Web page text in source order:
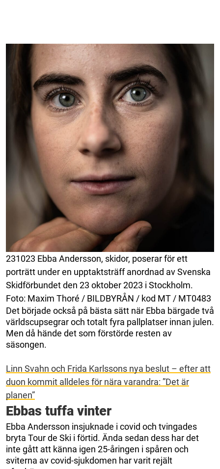
231023 Ebba Andersson, skidor, poserar för ett
porträtt under en upptaktsträff anordnad av Svenska
Skidförbundet den 23 oktober 2023 i Stockholm.
Foto: Maxim Thoré / BILDBYRÅN / kod MT / MT0483
Det började också på bästa sätt när Ebba bärgade två
världscupsegrar och totalt fyra pallplatser innan julen.
Men då hände det som förstörde resten av
säsongen.
Linn Svahn och Frida Karlssons nya beslut – efter att
duon kommit alldeles för nära varandra: ”Det är
planen”
Ebbas tuffa vinter
Ebba Andersson insjuknade i covid och tvingades
bryta Tour de Ski i förtid. Ända sedan dess har det
inte gått att känna igen 25-åringen i spåren och
sviterna av covid-sjukdomen har varit rejält